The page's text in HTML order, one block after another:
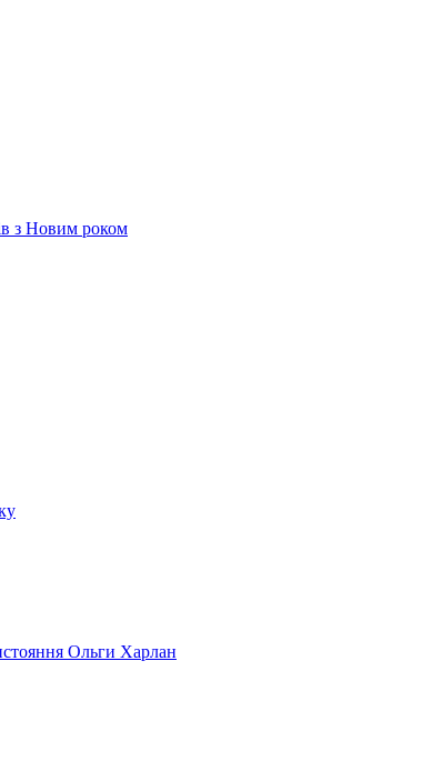
з Новим роком
Ольги Харлан